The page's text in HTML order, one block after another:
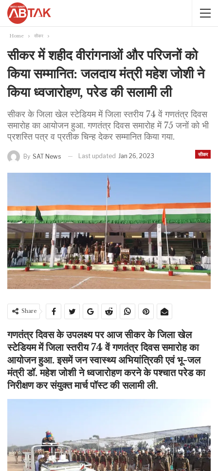
Home सीकर
सीकर में शहीद वीरांगनाओं और परिजनों को
किया सम्मानित: जलदाय मंत्री महेश जोशी ने
किया ध्वजारोहण, परेड की सलामी ली
सीकर के जिला खेल स्टेडियम में जिला स्तरीय 74 वें गणतंत्र दिवस
समारोह का आयोजन हुआ. गणतंत्र दिवस समारोह में 75 जनों को भी
प्रशस्ति पत्र व प्रतीक चिन्ह देकर सम्मानित किया गया.
सीकर
By SAT News Last updated Jan 26, 2023
Share
गणतंत्र दिवस के उपलक्ष्य पर आज सीकर के जिला खेल
स्टेडियम में जिला स्तरीय 74 वें गणतंत्र दिवस समारोह का
आयोजन हुआ. इसमें जन स्वास्थ्य अभियांत्रिकी एवं भू-जल
मंत्री डॉ. महेश जोशी ने ध्वजारोहण करने के पश्चात परेड का
निरीक्षण कर संयुक्त मार्च पॉस्ट की सलामी ली.